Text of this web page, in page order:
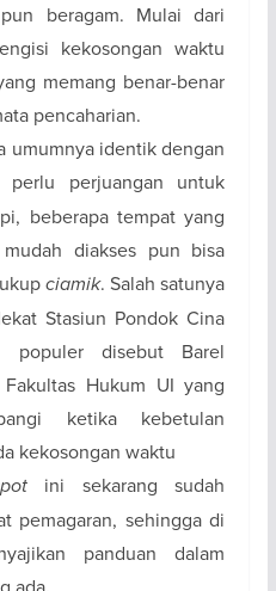
beragam. Mulai dari
kekosongan waktu
memang benar-benar
pencaharian.
umumnya identik dengan
perjuangan untuk
beberapa tempat yang
diakses pun bisa
ciamik. Salah satunya
Stasiun Pondok Cina
populer disebut Barel
Hukum UI yang
ketika kebetulan
kekosongan waktu
ini sekarang sudah
pemagaran, sehingga di
panduan dalam